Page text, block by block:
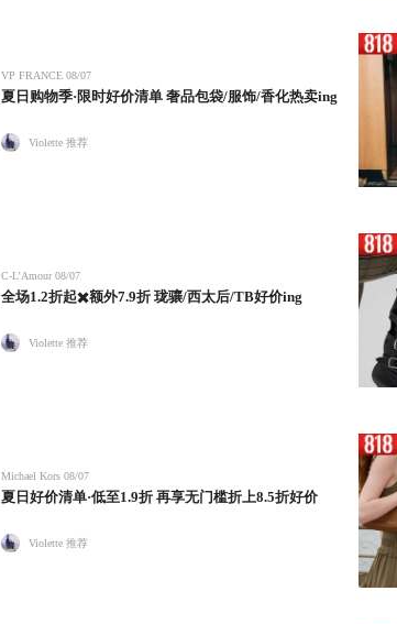
VP FRANCE 08/07
夏日购物季·限时好价清单 奢品包袋/服饰/香化热卖ing
Violette 推荐
C-L'Amour 08/07
全场1.2折起✖️额外7.9折 珑骧/西太后/TB好价ing
Violette 推荐
Michael Kors 08/07
夏日好价清单·低至1.9折 再享无门槛折上8.5折好价
Violette 推荐